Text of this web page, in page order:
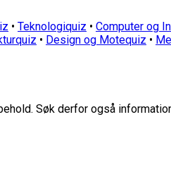
• Teknologiquiz • Computer og
• Design og Motequiz •
Søk derfor også